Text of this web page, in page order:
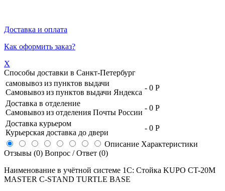
Доставка и оплата
Как оформить заказ?
X
Способы доставки в Санкт-Петербург
самовывоз из пунктов выдачи
Самовывоз из пунктов выдачи Яндекса
- 0 Р
Доставка в отделение
Самовывоз из отделения Почты России
- 0 Р
Доставка курьером
Курьерская доставка до двери
- 0 Р
Описание Характеристики
Отзывы (0) Вопрос / Ответ (0)
Наименование в учётной системе 1С: Стойка KUPO CT-20M
MASTER C-STAND TURTLE BASE